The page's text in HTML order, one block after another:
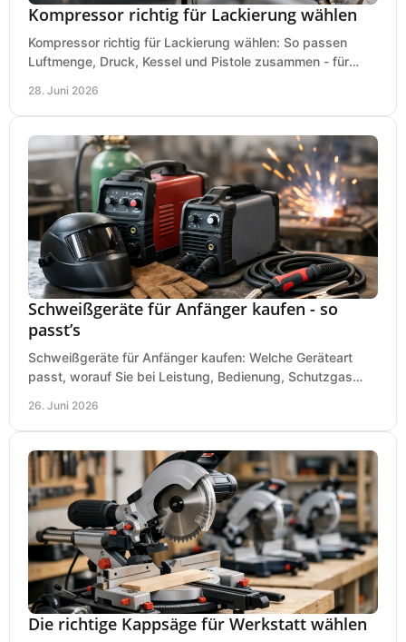
Kompressor richtig für Lackierung wählen
Kompressor richtig für Lackierung wählen: So passen
Luftmenge, Druck, Kessel und Pistole zusammen - für
28. Juni 2026
Schweißgeräte für Anfänger kaufen - so
passt’s
Schweißgeräte für Anfänger kaufen: Welche Geräteart
passt, worauf Sie bei Leistung, Bedienung, Schutzgas
26. Juni 2026
Die richtige Kappsäge für Werkstatt wählen